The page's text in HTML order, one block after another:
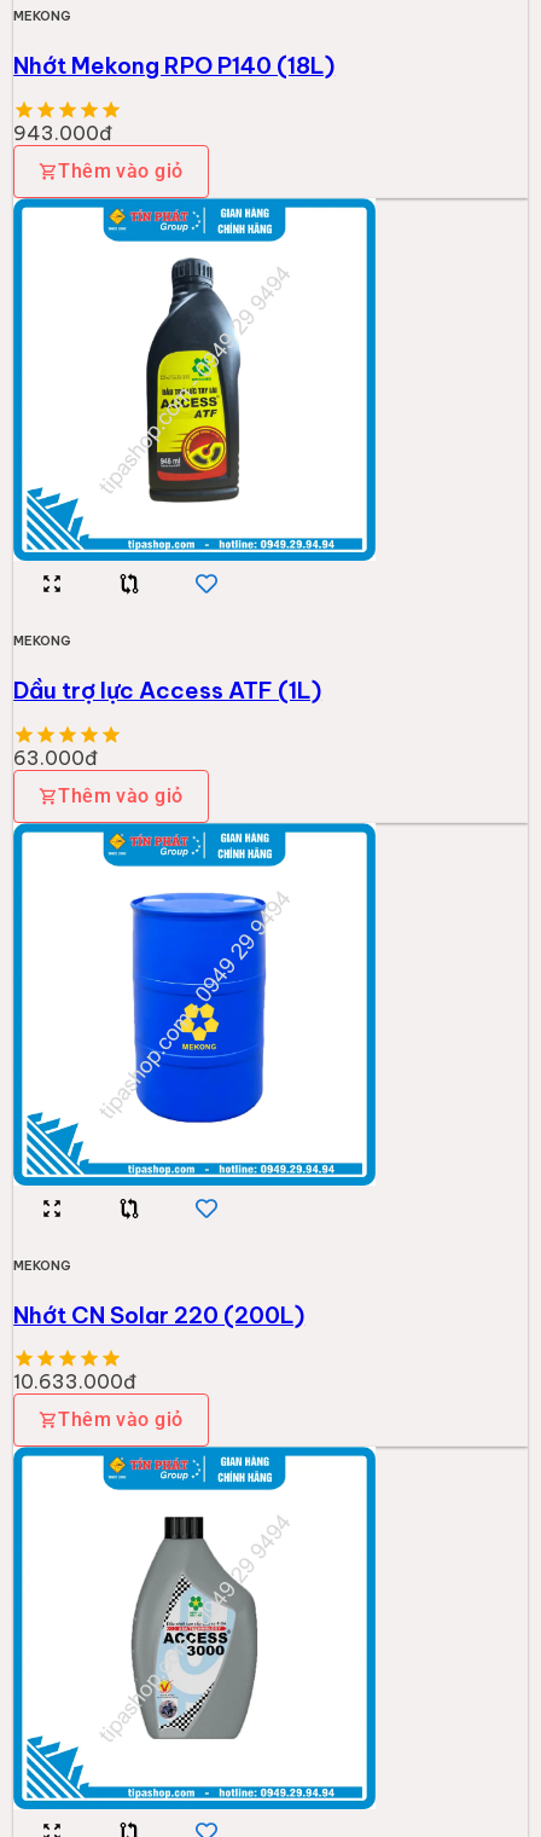
MEKONG
Nhớt Mekong RPO P140 (18L)
943.000đ
Thêm vào giỏ
MEKONG
Dầu trợ lực Access ATF (1L)
63.000đ
Thêm vào giỏ
MEKONG
Nhớt CN Solar 220 (200L)
10.633.000đ
Thêm vào giỏ